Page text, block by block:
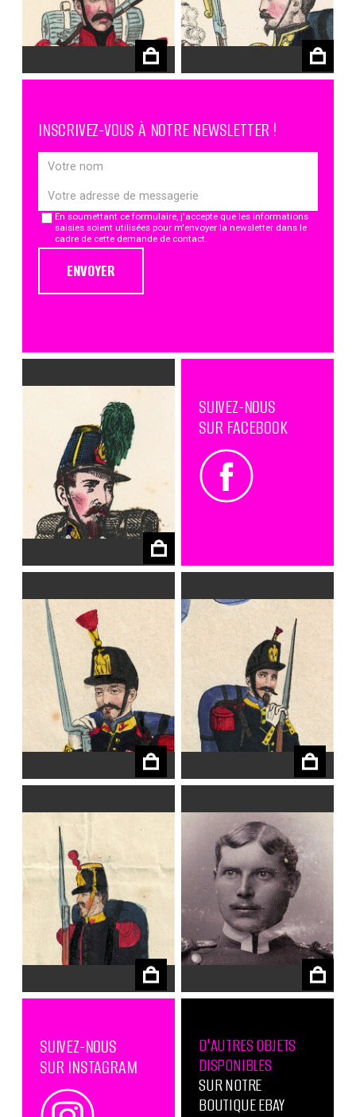
€ €
INSCRIVEZ-VOUS À NOTRE NEWSLETTER !
En soumettant ce formulaire, j'accepte que les informations
saisies soient utilisées pour m'envoyer la newsletter dans le
cadre de cette demande de contact.
ENVOYER
€
SUIVEZ-NOUS
SUR FACEBOOK
€ €
€ €
SUIVEZ-NOUS
SUR INSTAGRAM
D'AUTRES OBJETS
DISPONIBLES
SUR NOTRE
BOUTIQUE EBAY